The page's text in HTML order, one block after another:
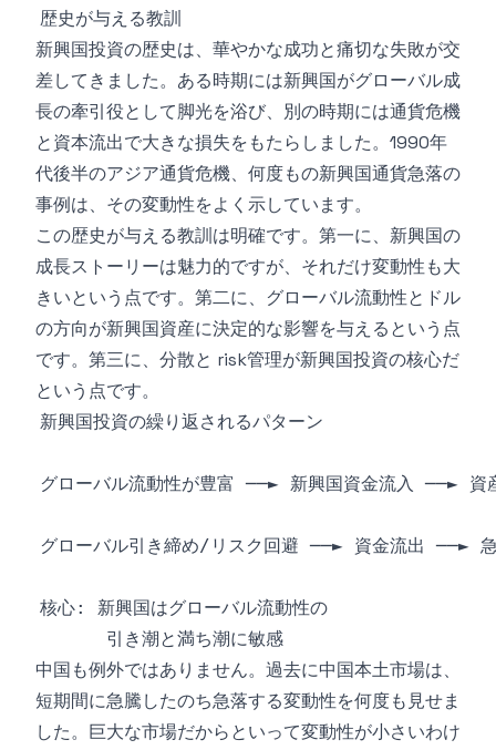
歴史が与える教訓
新興国投資の歴史は、華やかな成功と痛切な失敗が交
差してきました。ある時期には新興国がグローバル成
長の牽引役として脚光を浴び、別の時期には通貨危機
と資本流出で大きな損失をもたらしました。1990年
代後半のアジア通貨危機、何度もの新興国通貨急落の
事例は、その変動性をよく示しています。
この歴史が与える教訓は明確です。第一に、新興国の
成長ストーリーは魅力的ですが、それだけ変動性も大
きいという点です。第二に、グローバル流動性とドル
の方向が新興国資産に決定的な影響を与えるという点
です。第三に、分散と risk管理が新興国投資の核心だ
という点です。
中国も例外ではありません。過去に中国本土市場は、
短期間に急騰したのち急落する変動性を何度も見せま
した。巨大な市場だからといって変動性が小さいわけ